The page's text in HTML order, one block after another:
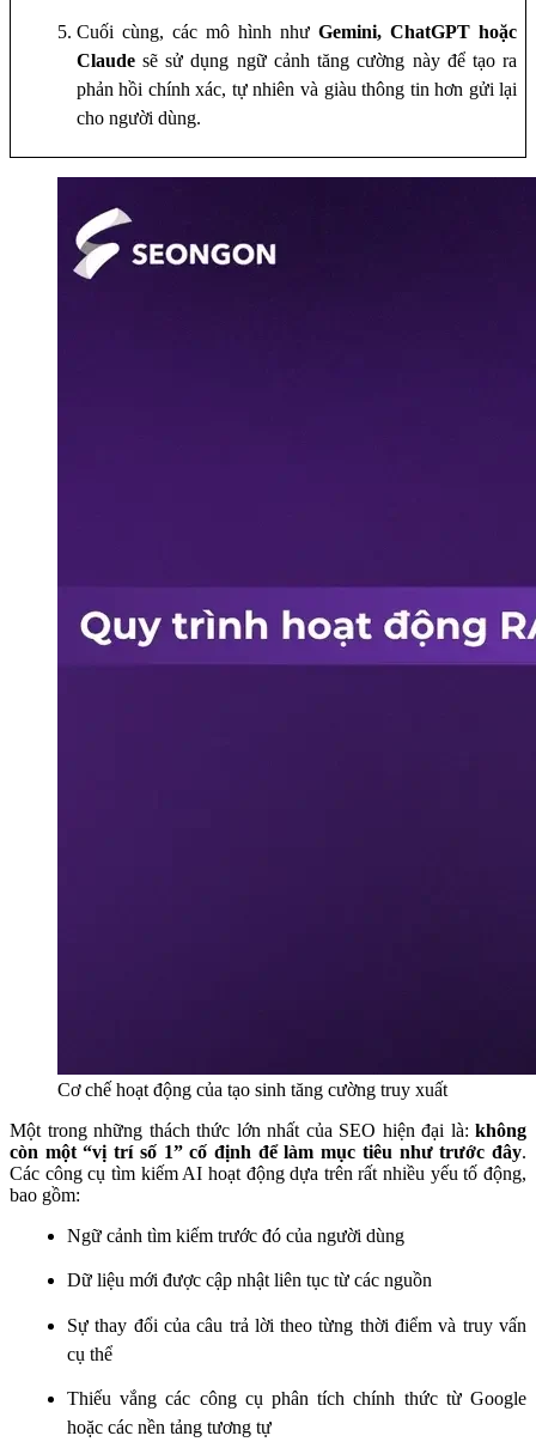
Cuối cùng, các mô hình nhưGemini, ChatGPT hoặc
Claudesẽ sử dụng ngữ cảnh tăng cường này để tạo ra
phản hồi chính xác, tự nhiên và giàu thông tin hơn gửi lại
cho người dùng.
Cơ chế hoạt động của tạo sinh tăng cường truy xuất
Một trong những thách thức lớn nhất của SEO hiện đại là: không
còn một “vị trí số 1” cố định để làm mục tiêu như trước đây.
Các công cụ tìm kiếm AI hoạt động dựa trên rất nhiều yếu tố động,
bao gồm:
Ngữ cảnh tìm kiếm trước đó của người dùng
Dữ liệu mới được cập nhật liên tục từ các nguồn
Sự thay đổi của câu trả lời theo từng thời điểm và truy vấn
cụ thể
Thiếu vắng các công cụ phân tích chính thức từ Google
hoặc các nền tảng tương tự